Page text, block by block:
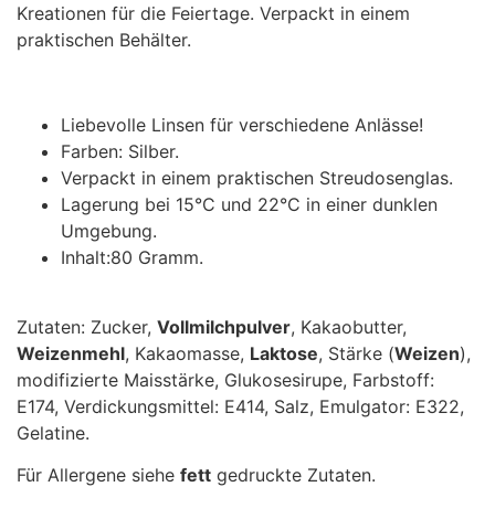
Kreationen für die Feiertage. Verpackt in einem
praktischen Behälter.
Liebevolle Linsen für verschiedene Anlässe!
Farben: Silber.
Verpackt in einem praktischen Streudosenglas.
Lagerung bei 15°C und 22°C in einer dunklen
Umgebung.
Inhalt:80 Gramm.
Zutaten: Zucker, Vollmilchpulver, Kakaobutter,
Weizenmehl, Kakaomasse, Laktose, Stärke (Weizen),
modifizierte Maisstärke, Glukosesirupe, Farbstoff:
E174, Verdickungsmittel: E414, Salz, Emulgator: E322,
Gelatine.
Für Allergene siehe fett gedruckte Zutaten.